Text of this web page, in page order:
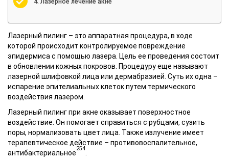
Лазерный пилинг – это аппаратная процедура, в ходе
которой происходит контролируемое повреждение
эпидермиса с помощью лазера. Цель ее проведения состоит
в обновлении кожных покровов. Процедуру еще называют
лазерной шлифовкой лица или дермабразией. Суть их одна –
испарение эпителиальных клеток путем термического
воздействия лазером.
Лазерный пилинг при акне оказывает поверхностное
воздействие. Он помогает справиться с рубцами, сузить
поры, нормализовать цвет лица. Также излучение имеет
терапевтическое действие – противовоспалительное,
антибактериальное
254
.